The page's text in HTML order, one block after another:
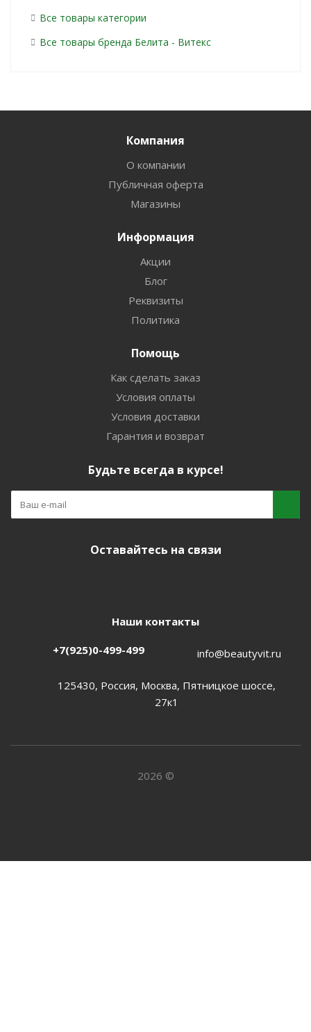
Все товары категории
Все товары бренда Белита - Витекс
Компания
О компании
Публичная оферта
Магазины
Информация
Акции
Блог
Реквизиты
Политика
Помощь
Как сделать заказ
Условия оплаты
Условия доставки
Гарантия и возврат
Будьте всегда в курсе!
Оставайтесь на связи
Наши контакты
+7(925)0-499-499 info@beautyvit.ru
125430, Россия, Москва, Пятницкое шоссе,
27к1
2026 ©